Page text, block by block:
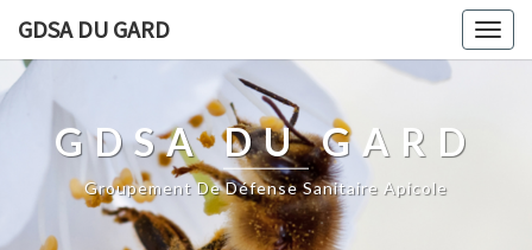
GDSA DU GARD
GDSA DU GARD
Groupement De Défense Sanitaire Apicole